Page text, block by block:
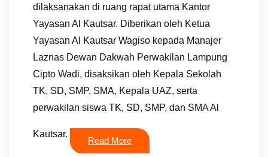
dilaksanakan di ruang rapat utama Kantor
Yayasan Al Kautsar. Diberikan oleh Ketua
Yayasan Al Kautsar Wagiso kepada Manajer
Laznas Dewan Dakwah Perwakilan Lampung
Cipto Wadi, disaksikan oleh Kepala Sekolah
TK, SD, SMP, SMA, Kepala UAZ, serta
perwakilan siswa TK, SD, SMP, dan SMA Al
Kautsar.
Read More